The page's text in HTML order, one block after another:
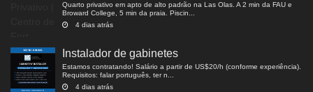
Quarto privativo em apto de alto padrão na Las Olas. A 2 min da FAU e
Broward College, 5 min da praia. Piscin...
4 dias atrás
Instalador de gabinetes
Estamos contratando! Salário a partir de US$20/h (conforme experiência).
Requisitos: falar português, ter n...
4 dias atrás